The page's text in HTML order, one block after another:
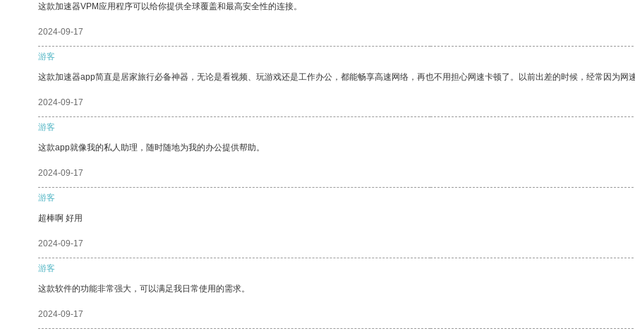
这款加速器VPM应用程序可以给你提供全球覆盖和最高安全性的连接。
2024-09-17
游客
这款加速器app简直是居家旅行必备神器，无论是看视频、玩游戏还是工作办公，都能畅享高速网络，再也不用担心网速卡顿了。以前出差的时候，经常因为网
2024-09-17
游客
这款app就像我的私人助理，随时随地为我的办公提供帮助。
2024-09-17
游客
超棒啊 好用
2024-09-17
游客
这款软件的功能非常强大，可以满足我日常使用的需求。
2024-09-17